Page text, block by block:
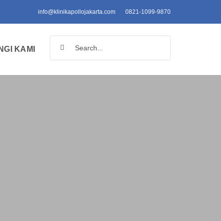
info@klinikapollojakarta.com 0821-1099-9870
KAMI